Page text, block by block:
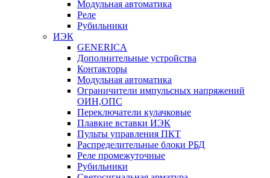
Модульная автоматика
Реле
Рубильники
ИЭК
GENERICA
Дополнительные устройства
Контакторы
Модульная автоматика
Ограничители импульсных напряжений
ОИН,ОПС
Переключатели кулачковые
Плавкие вставки ИЭК
Пульты управления ПКТ
Распределительные блоки РБД
Реле промежуточные
Рубильники